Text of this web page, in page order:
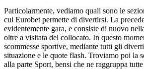
Particolarmente, vediamo quali sono le
cui Eurobet permette di divertirsi. La
evidentemente gara, e consiste di nuovo
oltre a visitata del collocato. In questo
scommesse sportive, mediante tutti gli
situazione e le quote flash. Troviamo poi la
alla parte Sport, bensi che ne raggruppa